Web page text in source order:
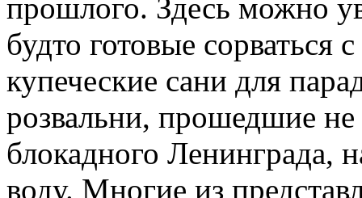
прошлого. Здесь можно
будто готовые сорваться
купеческие сани для
розвальни, прошедшие
блокадного Ленинграда,
воду. Многие из